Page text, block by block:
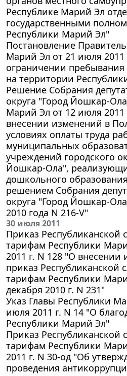
Республике Марий Эл
государственными
Республики Марий Эл"
Постановление
Марий Эл от 21 июля 2011
ограничении пребывания
на территории
Решение Собрания
округа "Город Йошкар-
Марий Эл от 12 июля 2011
внесении изменений в
условиях оплаты труда
муниципальных
учреждений городского
Йошкар-Ола",
дошкольного
решением Собрания
округа "Город Йошкар-
2010 года N 216-V"
30 июля 2011
Приказ Республиканской
тарифам Республики
2011 г. N 128 "О внесении
приказ Республиканской
тарифам Республики
декабря 2010 г. N 231"
Указ Главы Республики
июля 2011 г. N 14 "О
Республики Марий Эл"
Приказ Республиканской
тарифам Республики
2011 г. N 30-од "Об
проведения